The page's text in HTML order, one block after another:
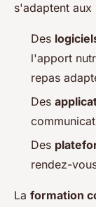
s'adaptent aux
Des
l'apport
repas
Des
Des
rendez-
La formation